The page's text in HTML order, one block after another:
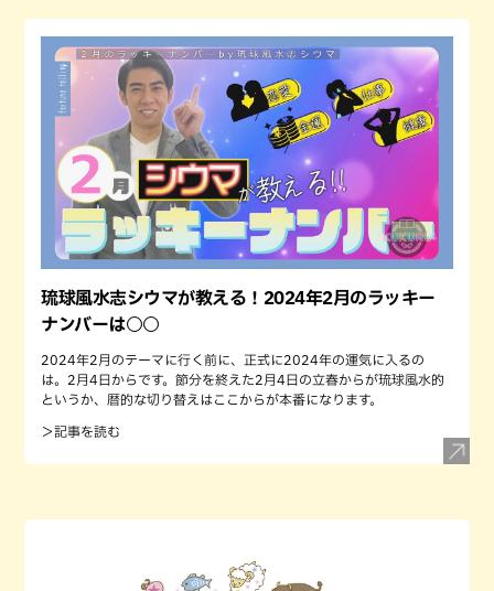
琉球風水志シウマが教える！2024年2月のラッキー
ナンバーは○○
2024年2月のテーマに行く前に、正式に2024年の運気に入るの
は。2月4日からです。節分を終えた2月4日の立春からが琉球風水的
というか、暦的な切り替えはここからが本番になります。
＞記事を読む